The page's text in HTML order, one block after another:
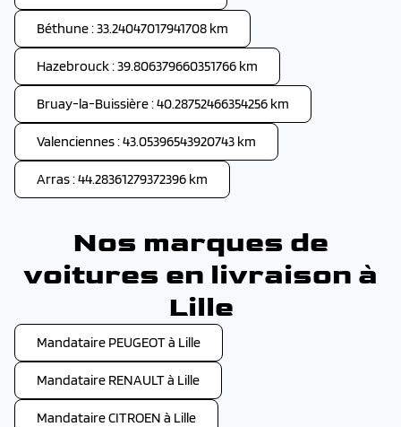
Béthune : 33.24047017941708 km
Hazebrouck : 39.806379660351766 km
Bruay-la-Buissière : 40.28752466354256 km
Valenciennes : 43.05396543920743 km
Arras : 44.28361279372396 km
Nos marques de
voitures en livraison à
Lille
Mandataire PEUGEOT à Lille
Mandataire RENAULT à Lille
Mandataire CITROEN à Lille